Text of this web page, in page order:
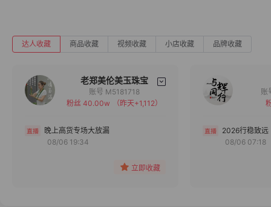
达人收藏 商品收藏 视频收藏 小店收藏 品牌收藏
老郑美伦美玉珠宝
备注
分组
账号 M5181718
粉丝 40.00w
（昨天+1,112）
晚上高货专场大放漏
08/06 19:34
立即收藏
2026行稳致远
08/06 07:18